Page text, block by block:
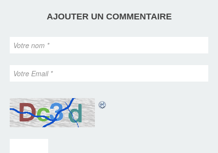
AJOUTER UN COMMENTAIRE